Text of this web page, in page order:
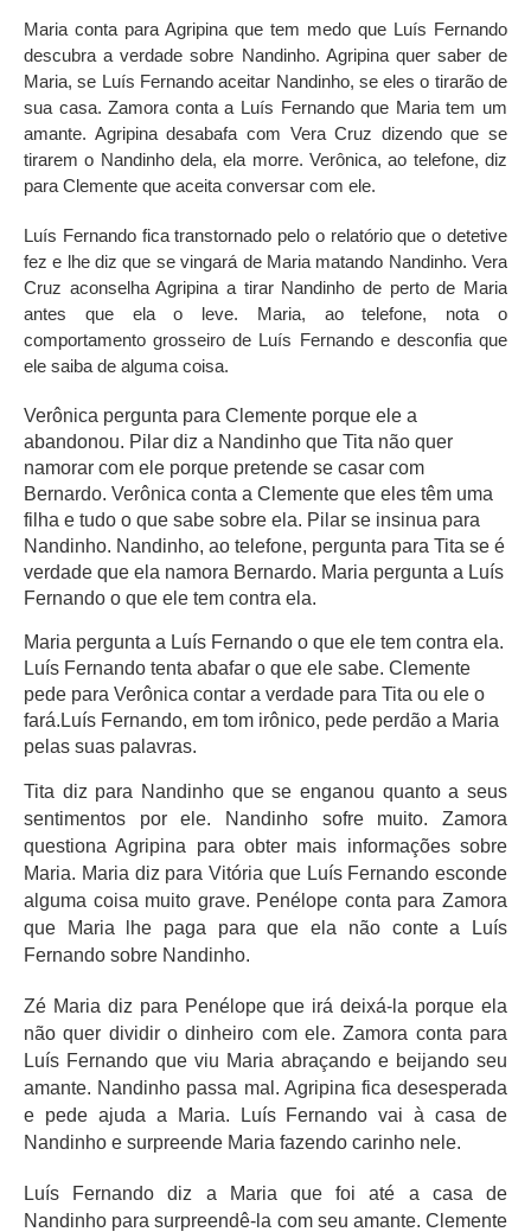
Maria conta para Agripina que tem medo que Luís Fernando
descubra a verdade sobre Nandinho. Agripina quer saber de
Maria, se Luís Fernando aceitar Nandinho, se eles o tirarão de
sua casa. Zamora conta a Luís Fernando que Maria tem um
amante. Agripina desabafa com Vera Cruz dizendo que se
tirarem o Nandinho dela, ela morre. Verônica, ao telefone, diz
para Clemente que aceita conversar com ele.
Luís Fernando fica transtornado pelo o relatório que o detetive
fez e lhe diz que se vingará de Maria matando Nandinho. Vera
Cruz aconselha Agripina a tirar Nandinho de perto de Maria
antes que ela o leve. Maria, ao telefone, nota o
comportamento grosseiro de Luís Fernando e desconfia que
ele saiba de alguma coisa.
Verônica pergunta para Clemente porque ele a
abandonou. Pilar diz a Nandinho que Tita não quer
namorar com ele porque pretende se casar com
Bernardo. Verônica conta a Clemente que eles têm uma
filha e tudo o que sabe sobre ela. Pilar se insinua para
Nandinho. Nandinho, ao telefone, pergunta para Tita se é
verdade que ela namora Bernardo. Maria pergunta a Luís
Fernando o que ele tem contra ela.
Maria pergunta a Luís Fernando o que ele tem contra ela.
Luís Fernando tenta abafar o que ele sabe. Clemente
pede para Verônica contar a verdade para Tita ou ele o
fará.Luís Fernando, em tom irônico, pede perdão a Maria
pelas suas palavras.
Tita diz para Nandinho que se enganou quanto a seus
sentimentos por ele. Nandinho sofre muito. Zamora
questiona Agripina para obter mais informações sobre
Maria. Maria diz para Vitória que Luís Fernando esconde
alguma coisa muito grave. Penélope conta para Zamora
que Maria lhe paga para que ela não conte a Luís
Fernando sobre Nandinho.
Zé Maria diz para Penélope que irá deixá-la porque ela
não quer dividir o dinheiro com ele. Zamora conta para
Luís Fernando que viu Maria abraçando e beijando seu
amante. Nandinho passa mal. Agripina fica desesperada
e pede ajuda a Maria. Luís Fernando vai à casa de
Nandinho e surpreende Maria fazendo carinho nele.
Luís Fernando diz a Maria que foi até a casa de
Nandinho para surpreendê-la com seu amante. Clemente